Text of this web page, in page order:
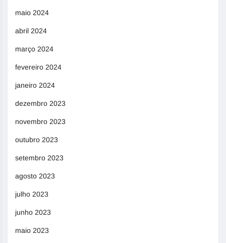
maio 2024
abril 2024
março 2024
fevereiro 2024
janeiro 2024
dezembro 2023
novembro 2023
outubro 2023
setembro 2023
agosto 2023
julho 2023
junho 2023
maio 2023